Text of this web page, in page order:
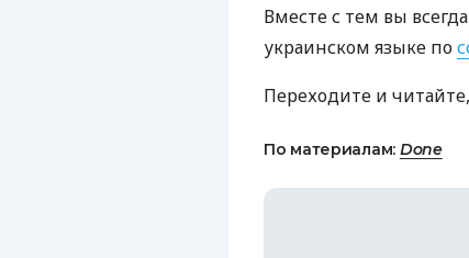
Вместе с тем вы
украинском языке по
Переходите и
По материалам: Done